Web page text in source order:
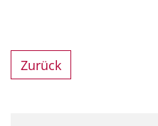
Zurück